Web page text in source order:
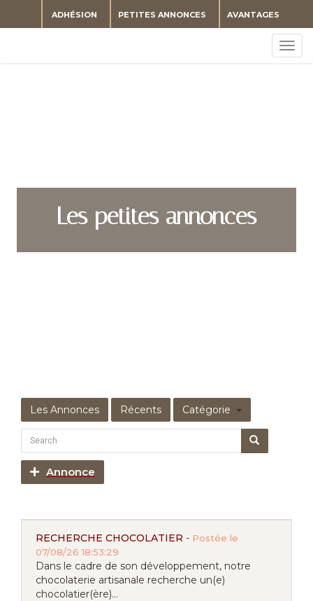
AVANTAGES
PETITES ANNONCES
ADHÉSION
Les petites annonces
Les Annonces Récents Catégorie
Annonce
RECHERCHE CHOCOLATIER - Postée le
07/08/26 18:53:29
Dans le cadre de son développement, notre
chocolaterie artisanale recherche un(e)
chocolatier(ère)...